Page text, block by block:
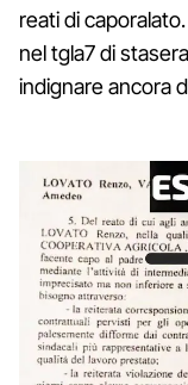
reati di
nel tgla7 di
indignare ancora